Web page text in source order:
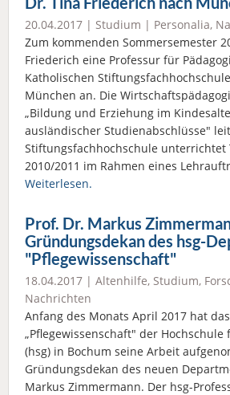
20.04.2017 | Studium | Personalia,
Zum kommenden Sommersemester
Friederich eine Professur für
Katholischen Stiftungsfachhochschule
München an. Die
„Bildung und Erziehung im
ausländischer Studienabschlüsse"
Stiftungsfachhochschule unterrichtet
2010/2011 im Rahmen eines
Weiterlesen.
Prof. Dr. Markus
Gründungsdekan des hsg-
"Pflegewissenschaft"
18.04.2017 | Altenhilfe, Studium,
Nachrichten
Anfang des Monats April 2017 hat
„Pflegewissenschaft" der
(hsg) in Bochum seine Arbeit
Gründungsdekan des neuen
Markus Zimmermann. Der hsg-